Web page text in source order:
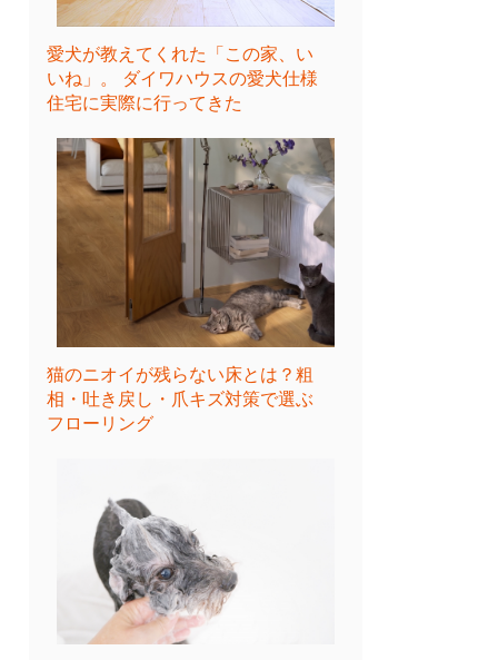
愛犬が教えてくれた「この家、い
いね」。 ダイワハウスの愛犬仕様
住宅に実際に行ってきた
猫のニオイが残らない床とは？粗
相・吐き戻し・爪キズ対策で選ぶ
フローリング